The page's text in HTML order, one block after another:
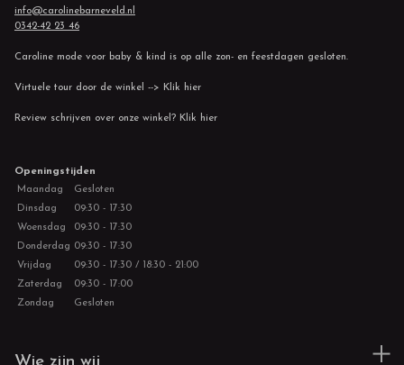
info@carolinebarneveld.nl
0342-42 23 46
Caroline mode voor baby & kind is op alle zon- en feestdagen gesloten.
Virtuele tour door de winkel --> Klik hier
Review schrijven over onze winkel? Klik hier
Openingstijden
Maandag
Gesloten
Dinsdag
09:30 - 17:30
Woensdag
09:30 - 17:30
Donderdag 09:30 - 17:30
Vrijdag
09:30 - 17:30 / 18:30 - 21:00
Zaterdag
09:30 - 17:00
Zondag
Gesloten